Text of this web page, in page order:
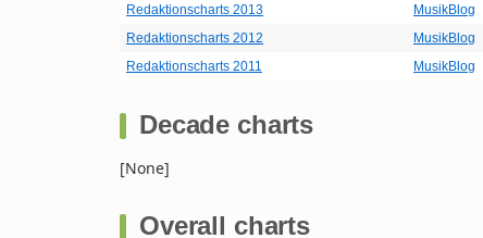
Redaktionscharts 2013
MusikBlog
Redaktionscharts 2012
MusikBlog
Redaktionscharts 2011
MusikBlog
Decade charts
[None]
Overall charts